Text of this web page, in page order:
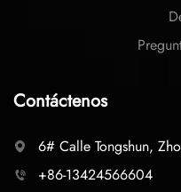
Contáctenos
6# Calle Tongshun,
+86-13424566604